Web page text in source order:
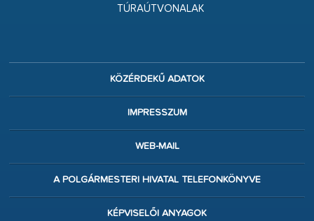
TÚRAÚTVONALAK
KÖZÉRDEKŰ ADATOK
IMPRESSZUM
WEB-MAIL
A POLGÁRMESTERI HIVATAL TELEFONKÖNYVE
KÉPVISELŐI ANYAGOK